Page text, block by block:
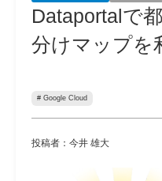
Dataportalで
分けマップを
# Google Cloud
投稿者：今井 雄大